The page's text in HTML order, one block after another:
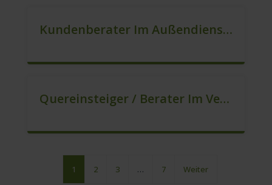
Kundenberater Im Außendienst – Direktvertrieb (m/w/d)
Quereinsteiger / Berater Im Vertrieb In VZ/TZ (m/w/d)
1 2 3 … 7 Weiter